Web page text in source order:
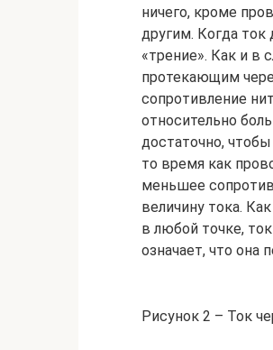
ничего, кроме
другим. Когда ток
«трение». Как и в
протекающим
сопротивление
относительно
достаточно, чтобы
то время как
меньшее
величину тока.
в любой точке,
означает, что она
Рисунок 2 – Ток